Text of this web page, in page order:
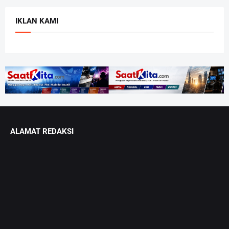
IKLAN KAMI
ALAMAT REDAKSI